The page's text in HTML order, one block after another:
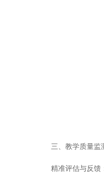
三、教学质量监
精准评估与反馈：